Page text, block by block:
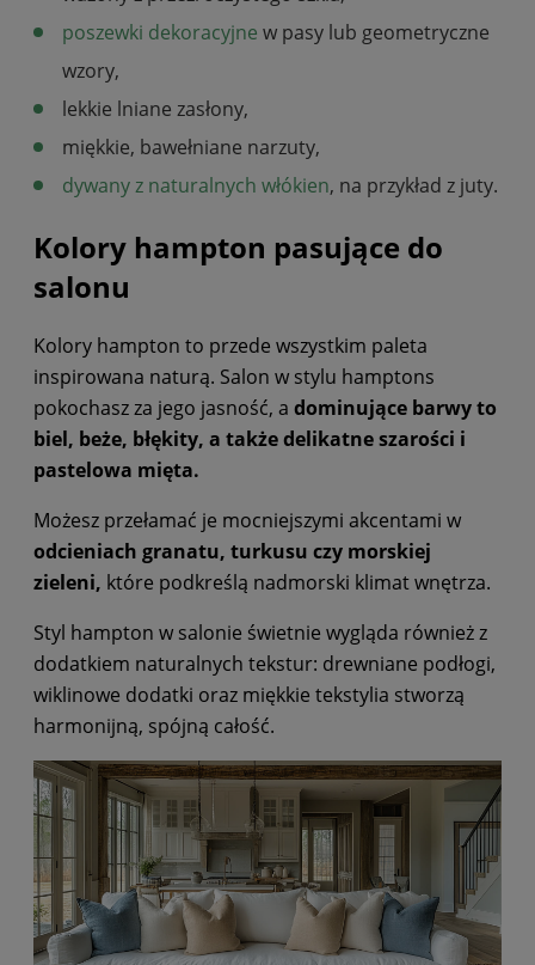
poszewki dekoracyjne w pasy lub geometryczne
wzory,
lekkie lniane zasłony,
miękkie, bawełniane narzuty,
dywany z naturalnych włókien, na przykład z juty.
Kolory hampton pasujące do
salonu
Kolory hampton to przede wszystkim paleta
inspirowana naturą. Salon w stylu hamptons
pokochasz za jego jasność, a dominujące barwy to
biel, beże, błękity, a także delikatne szarości i
pastelowa mięta.
Możesz przełamać je mocniejszymi akcentami w
odcieniach granatu, turkusu czy morskiej
zieleni, które podkreślą nadmorski klimat wnętrza.
Styl hampton w salonie świetnie wygląda również z
dodatkiem naturalnych tekstur: drewniane podłogi,
wiklinowe dodatki oraz miękkie tekstylia stworzą
harmonijną, spójną całość.